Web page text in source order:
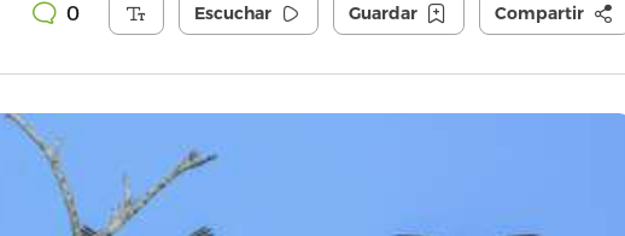
0 Escuchar Guardar Compartir